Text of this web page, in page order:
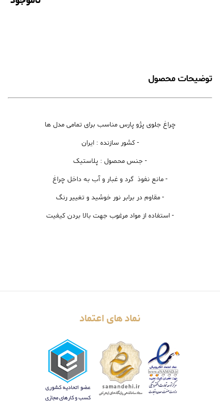
توضیحات محصول
چراغ جلوی پژو پارس مناسب برای تمامی مدل ها
- کشور سازنده : ایران
- جنس محصول : پلاستیک
- مانع نفوذ گرد و غبار و آب به داخل چراغ
- مقاوم در برابر نور خوشید و تغییر رنگ
- استفاده از مواد مرغوب جهت بالا بردن کیفیت
نماد های اعتماد